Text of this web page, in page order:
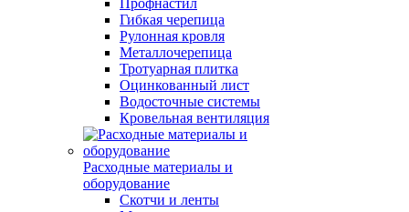
Профнастил
Гибкая черепица
Рулонная кровля
Металлочерепица
Тротуарная плитка
Оцинкованный лист
Водосточные системы
Кровельная вентиляция
Расходные материалы и
оборудование
Скотчи и ленты